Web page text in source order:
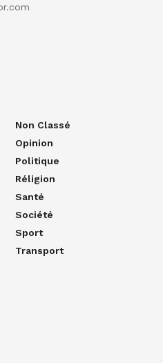
Non Classé
Opinion
Politique
Réligion
Santé
Société
Sport
Transport